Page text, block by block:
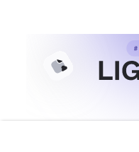
Ви